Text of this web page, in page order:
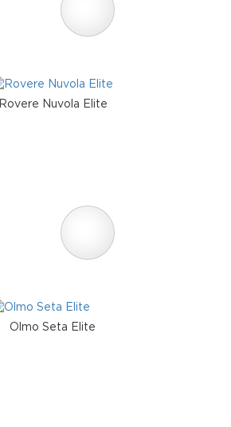
Rovere Nuvola Elite
Olmo Seta Elite